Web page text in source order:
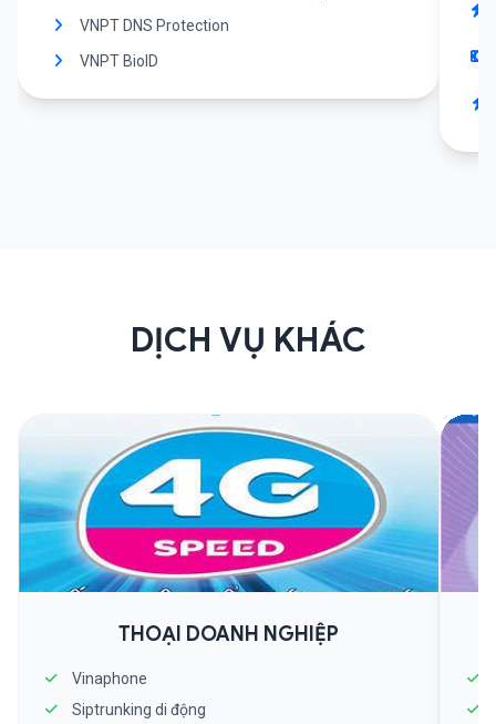
VNPT DNS Protection
VNPT BioID
DỊCH VỤ KHÁC
THOẠI DOANH NGHIỆP
Vinaphone
Siptrunking di động